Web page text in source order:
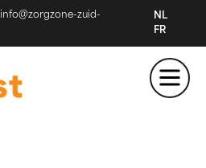
info@zorgzone-zuid-
NL
FR